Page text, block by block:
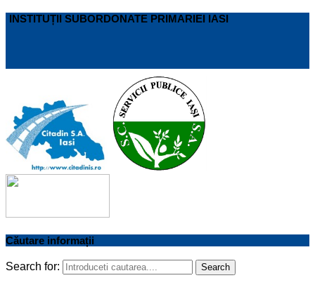
INSTITUȚII SUBORDONATE PRIMARIEI IASI
Căutare informații
Search for: Search